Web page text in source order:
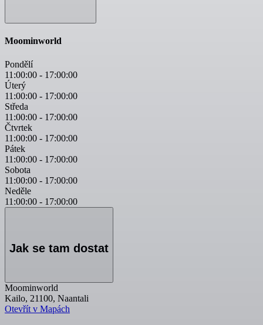
Moominworld
Pondělí
11:00:00 - 17:00:00
Úterý
11:00:00 - 17:00:00
Středa
11:00:00 - 17:00:00
Čtvrtek
11:00:00 - 17:00:00
Pátek
11:00:00 - 17:00:00
Sobota
11:00:00 - 17:00:00
Neděle
11:00:00 - 17:00:00
Jak se tam dostat
Moominworld
Kailo, 21100, Naantali
Otevřít v Mapách